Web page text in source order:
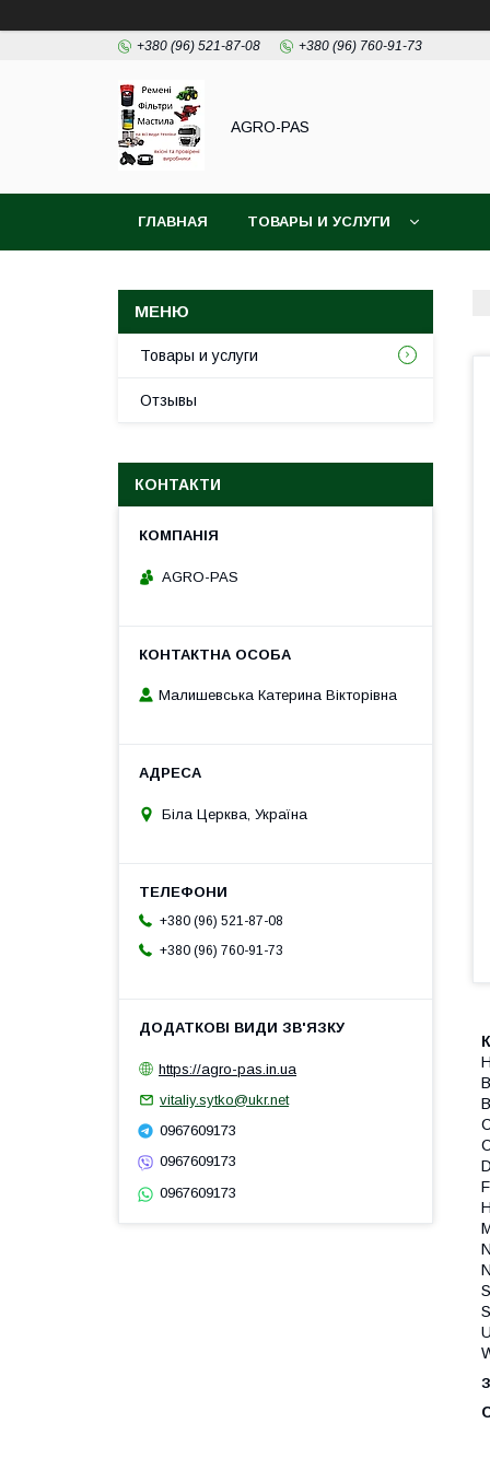
+380 (96) 521-87-08 +380 (96) 760-91-73
AGRO-PAS
ГЛАВНАЯ ТОВАРЫ И УСЛУГИ
Товары и услуги
Отзывы
КОНТАКТИ
AGRO-PAS
Малишевська Катерина Вікторівна
Біла Церква, Україна
+380 (96) 521-87-08
+380 (96) 760-91-73
https://agro-pas.in.ua
vitaliy.sytko@ukr.net
0967609173
0967609173
0967609173